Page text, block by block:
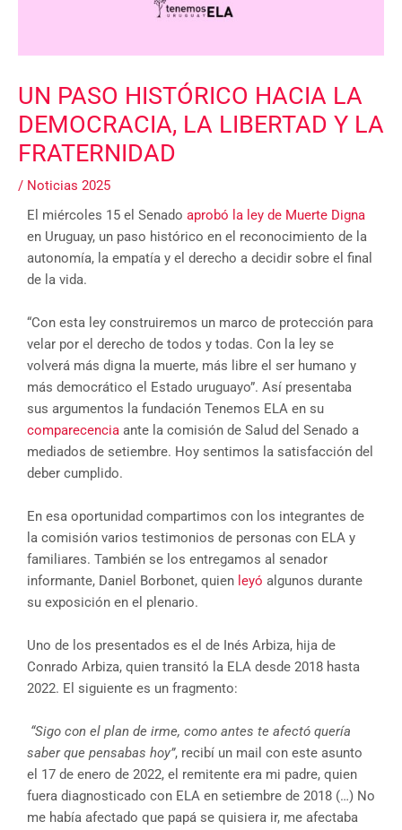
UN PASO HISTÓRICO HACIA LA
DEMOCRACIA, LA LIBERTAD Y LA
FRATERNIDAD
/ Noticias 2025
El miércoles 15 el Senado aprobó la ley de Muerte Digna
en Uruguay, un paso histórico en el reconocimiento de la
autonomía, la empatía y el derecho a decidir sobre el final
de la vida.
“Con esta ley construiremos un marco de protección para
velar por el derecho de todos y todas. Con la ley se
volverá más digna la muerte, más libre el ser humano y
más democrático el Estado uruguayo”. Así presentaba
sus argumentos la fundación Tenemos ELA en su
comparecencia ante la comisión de Salud del Senado a
mediados de setiembre. Hoy sentimos la satisfacción del
deber cumplido.
En esa oportunidad compartimos con los integrantes de
la comisión varios testimonios de personas con ELA y
familiares. También se los entregamos al senador
informante, Daniel Borbonet, quien leyó algunos durante
su exposición en el plenario.
Uno de los presentados es el de Inés Arbiza, hija de
Conrado Arbiza, quien transitó la ELA desde 2018 hasta
2022. El siguiente es un fragmento:
“Sigo con el plan de irme, como antes te afectó quería
saber que pensabas hoy”, recibí un mail con este asunto
el 17 de enero de 2022, el remitente era mi padre, quien
fuera diagnosticado con ELA en setiembre de 2018 (…) No
me había afectado que papá se quisiera ir, me afectaba